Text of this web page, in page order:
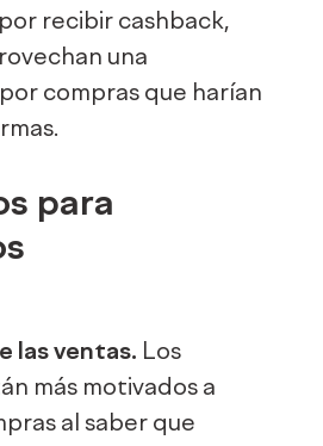
recibir cashback,
una
compras que harían
para
las ventas. Los
más motivados a
al saber que